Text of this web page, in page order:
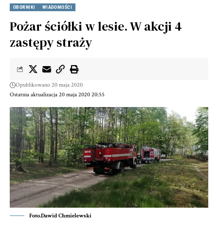
OBORNIKI WIADOMOŚCI
Pożar ściółki w lesie. W akcji 4
zastępy straży
Ostatnia aktualizacja 20 maja 2020 20:55
Opublikowano 20 maja 2020
Foto.Dawid Chmielewski